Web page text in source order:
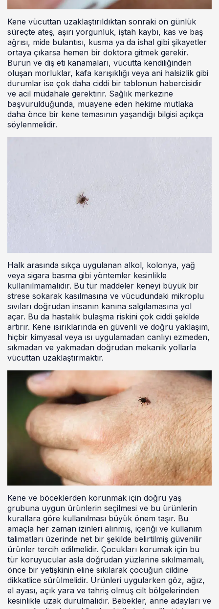
Kene vücuttan uzaklaştırıldıktan sonraki on günlük
süreçte ateş, aşırı yorgunluk, iştah kaybı, kas ve baş
ağrısı, mide bulantısı, kusma ya da ishal gibi şikayetler
ortaya çıkarsa hemen bir doktora gitmek gerekir.
Burun ve diş eti kanamaları, vücutta kendiliğinden
oluşan morluklar, kafa karışıklığı veya ani halsizlik gibi
durumlar ise çok daha ciddi bir tablonun habercisidir
ve acil müdahale gerektirir. Sağlık merkezine
başvurulduğunda, muayene eden hekime mutlaka
daha önce bir kene temasının yaşandığı bilgisi açıkça
söylenmelidir.
Halk arasında sıkça uygulanan alkol, kolonya, yağ
veya sigara basma gibi yöntemler kesinlikle
kullanılmamalıdır. Bu tür maddeler keneyi büyük bir
strese sokarak kasılmasına ve vücudundaki mikroplu
sıvıları doğrudan insanın kanına salgılamasına yol
açar. Bu da hastalık bulaşma riskini çok ciddi şekilde
artırır. Kene ısırıklarında en güvenli ve doğru yaklaşım,
hiçbir kimyasal veya ısı uygulamadan canlıyı ezmeden,
sıkmadan ve yakmadan doğrudan mekanik yollarla
vücuttan uzaklaştırmaktır.
Kene ve böceklerden korunmak için doğru yaş
grubuna uygun ürünlerin seçilmesi ve bu ürünlerin
kurallara göre kullanılması büyük önem taşır. Bu
amaçla her zaman izinleri alınmış, içeriği ve kullanım
talimatları üzerinde net bir şekilde belirtilmiş güvenilir
ürünler tercih edilmelidir. Çocukları korumak için bu
tür koruyucular asla doğrudan yüzlerine sıkılmamalı,
önce bir yetişkinin eline sıkılarak çocuğun cildine
dikkatlice sürülmelidir. Ürünleri uygularken göz, ağız,
el ayası, açık yara ve tahriş olmuş cilt bölgelerinden
kesinlikle uzak durulmalıdır. Bebekler, anne adayları ve